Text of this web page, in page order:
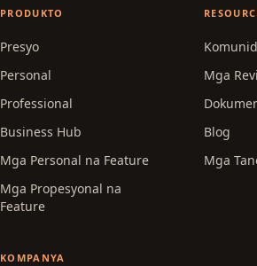
PRODUKTO
Presyo
Personal
Professional
Business Hub
Mga Personal na Feature
Mga Propesyonal na
Feature
Mga
Blog
Mga
KOMPANYA